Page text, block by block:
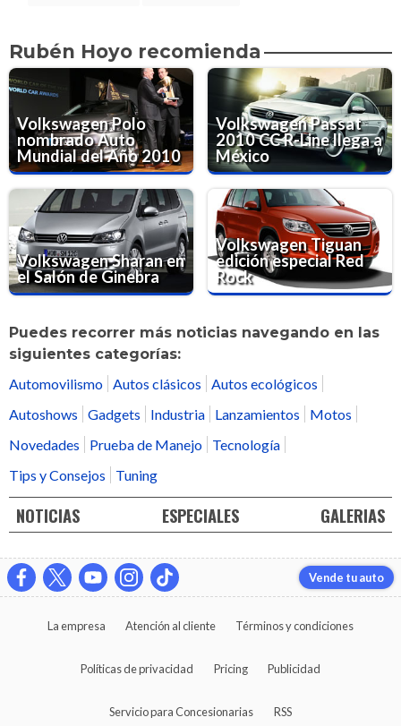
Rubén Hoyo recomienda
Volkswagen Polo
nombrado Auto
Mundial del Año 2010
Volkswagen Passat
2010 CC R-Line llega a
México
Volkswagen Sharan en
el Salón de Ginebra
Volkswagen Tiguan
edición especial Red
Rock
Puedes recorrer más noticias navegando en las
siguientes categorías:
Automovilismo Autos clásicos
Autos ecológicos
Autoshows
Gadgets Industria Lanzamientos
Motos
Novedades
Prueba de Manejo
Tecnología
Tips y Consejos
Tuning
NOTICIAS ESPECIALES GALERIAS
Vende tu auto
La empresa Atención al cliente Términos y condiciones
Políticas de privacidad Pricing Publicidad
Servicio para Concesionarias RSS